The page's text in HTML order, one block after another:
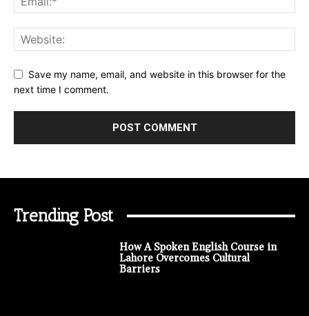
Save my name, email, and website in this browser for the
next time I comment.
Trending Post
How A Spoken English Course in
Lahore Overcomes Cultural
Barriers